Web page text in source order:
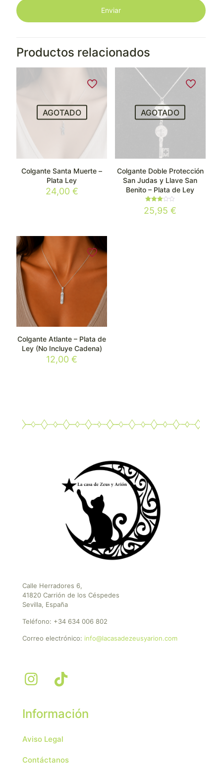
Productos relacionados
AGOTADO
Colgante Santa Muerte –
Plata Ley
24,00 €
AGOTADO
Colgante Doble Protección
San Judas y Llave San
Benito – Plata de Ley
Valorado
con
25,95€
Colgante Atlante – Plata de
Ley (No Incluye Cadena)
12,00€
Calle Herradores 6,
41820 Carrión de los Céspedes
Sevilla, España
Teléfono: +34 634 006 802
Correo electrónico: info@lacasadezeusyarion.com
Información
Aviso Legal
Contáctanos